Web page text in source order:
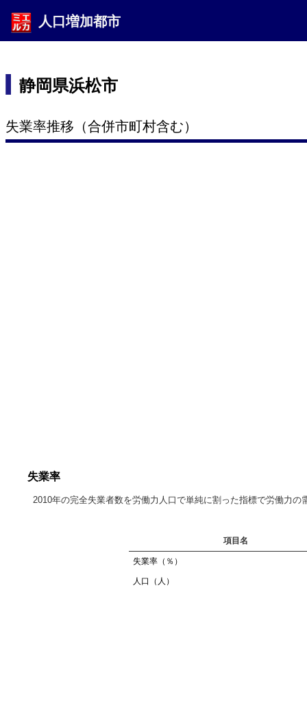
人口増加都市
静岡県浜松市
失業率推移（合併市町村含む）
失業率
2010年の完全失業者数を労働力人口で単純に割った指標で労働力
項目名
失業率（％）
人口（人）